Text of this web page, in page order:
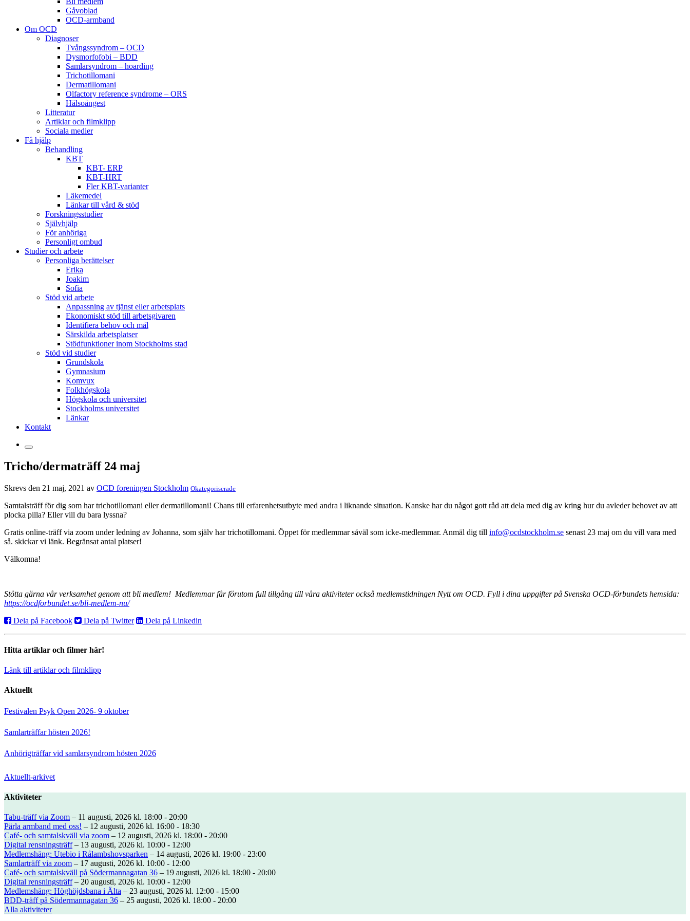
Gåvoblad
OCD-armband
Om OCD
Diagnoser
Tvångssyndrom – OCD
Dysmorfofobi – BDD
Samlarsyndrom – hoarding
Trichotillomani
Dermatillomani
Olfactory reference syndrome – ORS
Hälsoångest
Litteratur
Artiklar och filmklipp
Sociala medier
Få hjälp
Behandling
KBT
KBT- ERP
KBT-HRT
Fler KBT-varianter
Läkemedel
Länkar till vård & stöd
Forskningsstudier
Självhjälp
För anhöriga
Personligt ombud
Studier och arbete
Personliga berättelser
Erika
Joakim
Sofia
Stöd vid arbete
Anpassning av tjänst eller arbetsplats
Ekonomiskt stöd till arbetsgivaren
Identifiera behov och mål
Särskilda arbetsplatser
Stödfunktioner inom Stockholms stad
Stöd vid studier
Grundskola
Gymnasium
Komvux
Folkhögskola
Högskola och universitet
Stockholms universitet
Länkar
Kontakt
Tricho/dermaträff 24 maj
Skrevs den 21 maj, 2021 av OCD foreningen Stockholm Okategoriserade
Samtalsträff för dig som har trichotillomani eller dermatillomani! Chans till erfarenhetsutbyte med andra i liknande situation. Kanske har du något gott råd att dela med dig av kring hur du avleder behovet av att
plocka pilla? Eller vill du bara lyssna?
Gratis online-träff via zoom under ledning av Johanna, som själv har trichotillomani. Öppet för medlemmar såväl som icke-medlemmar. Anmäl dig till info@ocdstockholm.se senast 23 maj om du vill vara med
så. skickar vi länk. Begränsat antal platser!
Välkomna!
Stötta gärna vår verksamhet genom att bli medlem! Medlemmar får förutom full tillgång till våra aktiviteter också medlemstidningen Nytt om OCD. Fyll i dina uppgifter på Svenska OCD-förbundets hemsida:
https://ocdforbundet.se/bli-medlem-nu/
Dela på Facebook
Dela på Twitter Dela på Linkedin
Hitta artiklar och filmer här!
Länk till artiklar och filmklipp
Aktuellt
Festivalen Psyk Open 2026- 9 oktober
Samlarträffar hösten 2026!
Anhörigträffar vid samlarsyndrom hösten 2026
Aktuellt-arkivet
Aktiviteter
Tabu-träff via Zoom – 11 augusti, 2026 kl. 18:00 - 20:00
Pärla armband med oss! – 12 augusti, 2026 kl. 16:00 - 18:30
Café- och samtalskväll via zoom – 12 augusti, 2026 kl. 18:00 - 20:00
Digital rensningsträff– 13 augusti, 2026 kl. 10:00 - 12:00
Medlemshäng: Utebio i Rålambshovsparken – 14 augusti, 2026 kl. 19:00 - 23:00
Samlarträff via zoom – 17 augusti, 2026 kl. 10:00 - 12:00
Café- och samtalskväll på Södermannagatan 36 – 19 augusti, 2026 kl. 18:00 - 20:00
Digital rensningsträff– 20 augusti, 2026 kl. 10:00 - 12:00
Medlemshäng: Höghöjdsbana i Älta – 23 augusti, 2026 kl. 12:00 - 15:00
BDD-träff på Södermannagatan 36 – 25 augusti, 2026 kl. 18:00 - 20:00
Alla aktiviteter